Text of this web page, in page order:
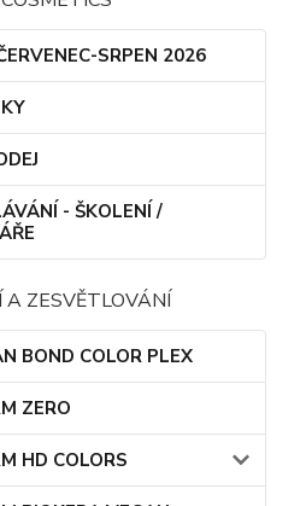
SRPEN 2026
- ŠKOLENÍ /
A ZESVĚTLOVÁNÍ
BOND COLOR PLEX
ZERO
HD COLORS